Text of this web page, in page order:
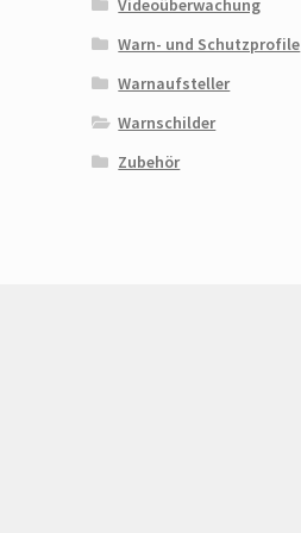
Videoüberwachung
Warn- und Schutzprofile
Warnaufsteller
Warnschilder
Zubehör